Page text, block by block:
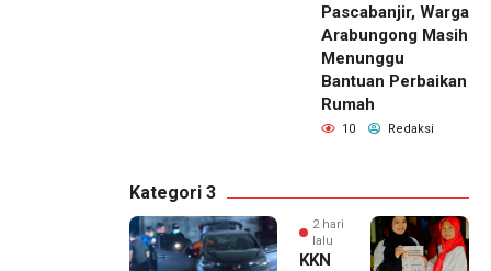
Pascabanjir, Warga
Arabungong Masih
Menunggu
Bantuan Perbaikan
Rumah
10 Redaksi
Kategori 3
2 hari
lalu
KKN